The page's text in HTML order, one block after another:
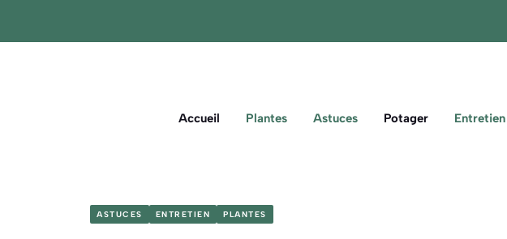
Accueil Plantes Astuces Potager Entretien
ASTUCES ENTRETIEN PLANTES